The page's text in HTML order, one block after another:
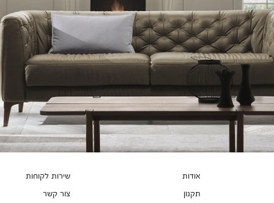
אודות
תקנון
שירות לקוחות
צור קשר